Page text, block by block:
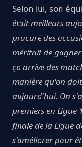
Selon lui, son
était meilleurs
procuré des
méritait de gagner.
ça arrive des
manière qu'on
aujourd'hui. On
premiers en Ligue
finale de la Ligue
s'améliorer pour